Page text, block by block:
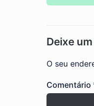
Deixe
O seu
Comentário